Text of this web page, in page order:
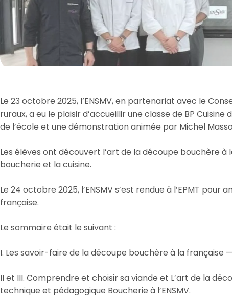
Le 23 octobre 2025, l’ENSMV, en partenariat avec le
ruraux, a eu le plaisir d’accueillir une classe de BP
de l’école et une démonstration animée par Michel
Les élèves ont découvert l’art de la découpe bouchère
boucherie et la cuisine.
Le 24 octobre 2025, l’ENSMV s’est rendue à l’EPMT
française.
Le sommaire était le suivant :
I. Les savoir-faire de la découpe bouchère à la
II et III. Comprendre et choisir sa viande et L’art de la
technique et pédagogique Boucherie à l’ENSMV.